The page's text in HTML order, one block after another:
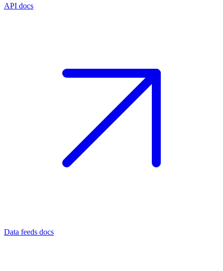
API docs
Data feeds docs